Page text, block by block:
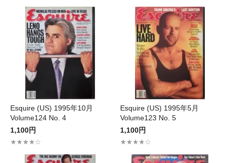
Esquire (US) 1995年10月
Volume124 No. 4
1,100円
★★★★☆
Esquire (US) 1995年5月
Volume123 No. 5
1,100円
★★★★☆